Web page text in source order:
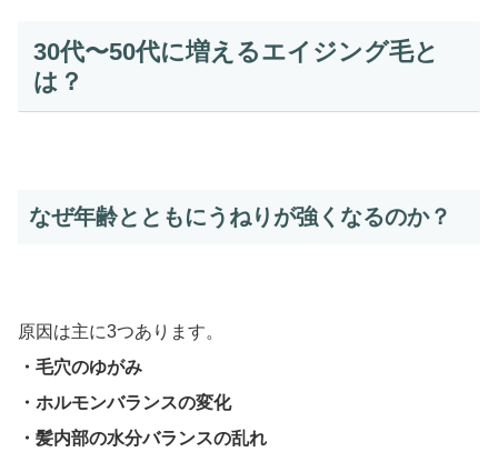
30代〜50代に増えるエイジング毛と
は？
なぜ年齢とともにうねりが強くなるのか？
原因は主に3つあります。
・毛穴のゆがみ
・ホルモンバランスの変化
・髪内部の水分バランスの乱れ